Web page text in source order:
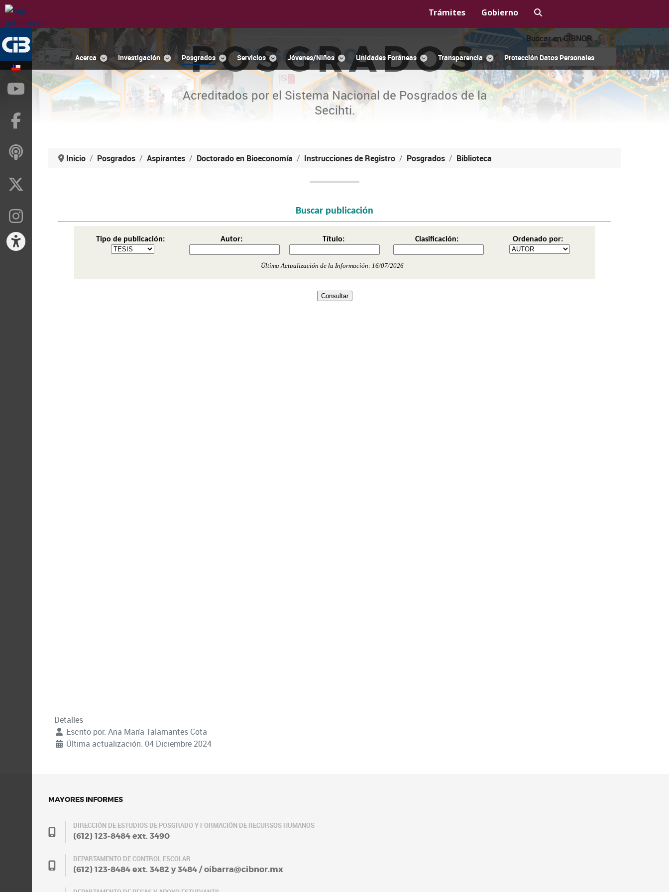
Trámites Gobierno
Acerca Investigación Posgrados Servicios Jóvenes/Niños Unidades Foráneas Transparencia Protección Datos Personales
POSGRADOS
Acreditados por el Sistema Nacional de Posgrados de la
Secihti.
Buscar en CIBNOR
Inicio Posgrados Aspirantes Doctorado en Bioeconomía Instrucciones de Registro Posgrados Biblioteca
Detalles
Escrito por: Ana María Talamantes Cota
Última actualización: 04 Diciembre 2024
MAYORES INFORMES
DIRECCIÓN DE ESTUDIOS DE POSGRADO Y FORMACIÓN DE RECURSOS HUMANOS
(612) 123-8484 ext. 3490
DEPARTAMENTO DE CONTROL ESCOLAR
(612) 123-8484 ext. 3482 y 3484 / oibarra@cibnor.mx
YouTube
ivoox
Instragram